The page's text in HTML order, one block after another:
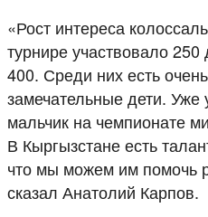
«Рост интереса
турнире участвовало
400. Среди них есть
замечательные дети. Уже
мальчик на чемпионате
В Кыргызстане есть
что мы можем им помочь
сказал Анатолий Карпов.